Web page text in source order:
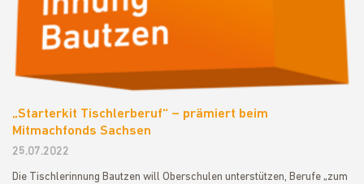
„Starterkit Tischlerberuf“ – prämiert beim
Mitmachfonds Sachsen
25.07.2022
Die Tischlerinnung Bautzen will Oberschulen unterstützen, Berufe „zum